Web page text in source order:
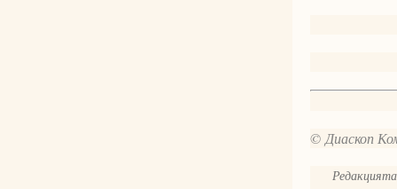
© Диаскоп